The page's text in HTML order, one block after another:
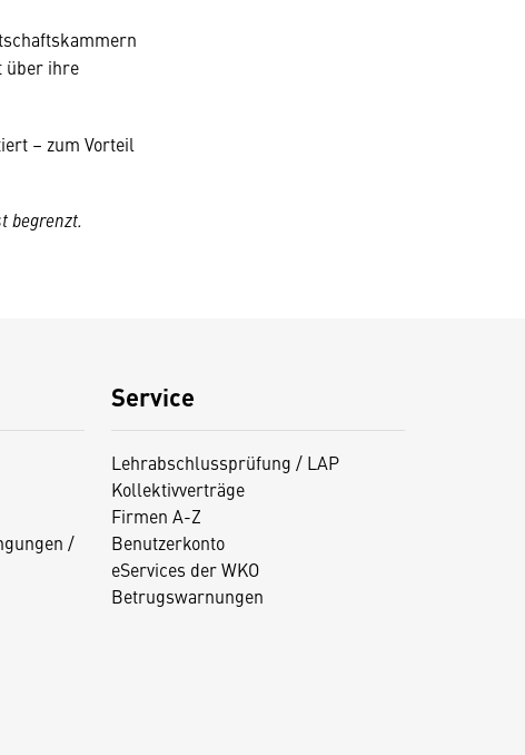
über ihre
– zum Vorteil
begrenzt.
/
Service
Lehrabschlussprüfung / LAP
Kollektivverträge
Firmen A-Z
Benutzerkonto
eServices der WKO
Betrugswarnungen